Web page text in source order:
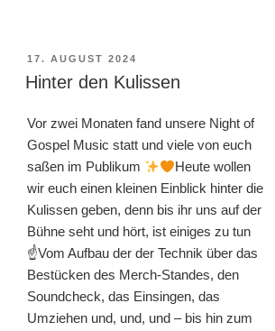
VERÖFFENTLICHT
AM
17. AUGUST 2024
Hinter den Kulissen
Vor zwei Monaten fand unsere Night of
Gospel Music statt und viele von euch
saßen im Publikum
Heute wollen
wir euch einen kleinen Einblick hinter die
Kulissen geben, denn bis ihr uns auf der
Bühne seht und hört, ist einiges zu tun
☝Vom Aufbau der der Technik über das
Bestücken des Merch-Standes, den
Soundcheck, das Einsingen, das
Umziehen und, und, und – bis hin zum